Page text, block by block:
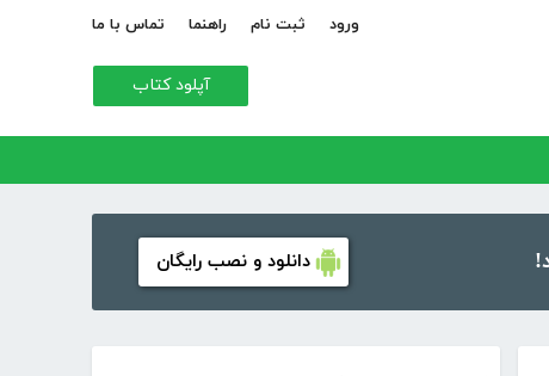
ورود ثبت نام راهنما تماس با ما
آپلود کتاب
دانلود و نصب رایگان